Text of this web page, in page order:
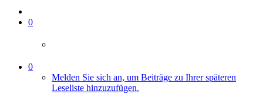
0
0
Melden Sie sich an, um Beiträge zu Ihrer späteren
Leseliste hinzuzufügen.